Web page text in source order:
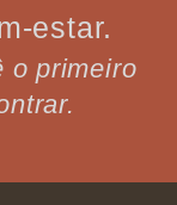
estar.
o primeiro